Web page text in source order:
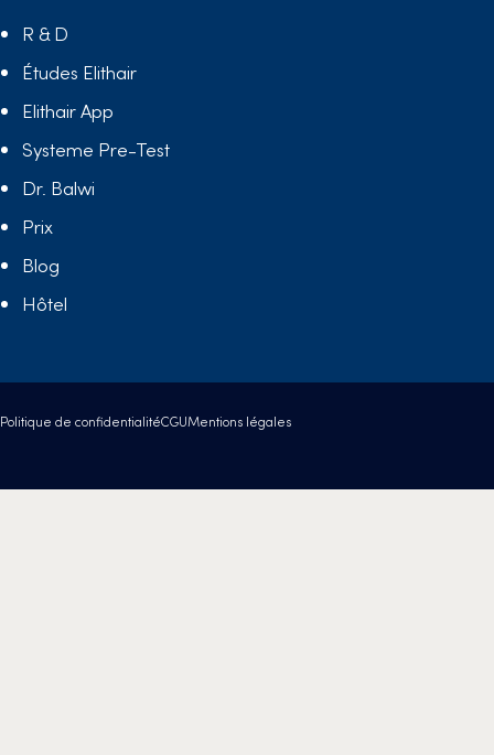
R & D
Études Elithair
Elithair App
Systeme Pre-Test
Dr. Balwi
Prix
Blog
Hôtel
Politique de confidentialitéCGUMentions légales